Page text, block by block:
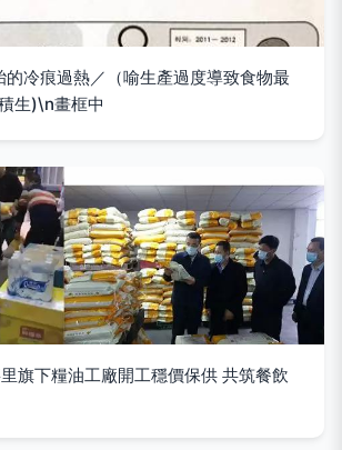
冷痕過熱／（喻生產過度導致食物最
生)\n畫框中
旗下糧油工廠開工穩價保供 共筑餐飲